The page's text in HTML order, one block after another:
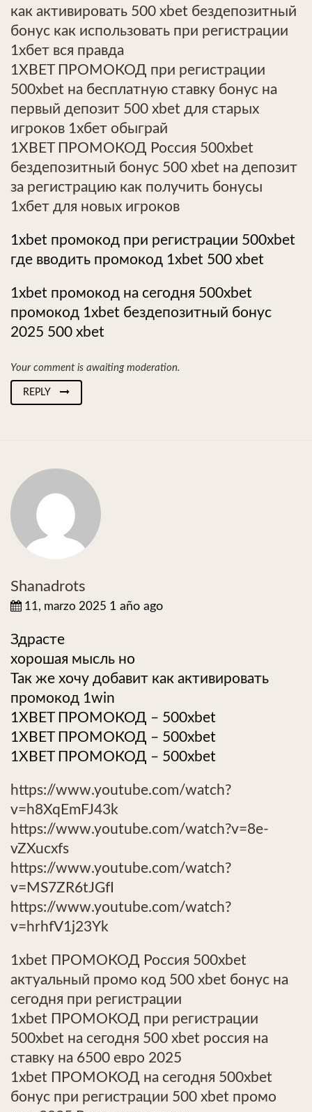
как активировать 500 xbet бездепозитный
бонус как использовать при регистрации
1хбет вся правда
1XBET ПРОМОКОД при регистрации
500xbet на бесплатную ставку бонус на
первый депозит 500 xbet для старых
игроков 1хбет обыграй
1XBET ПРОМОКОД Россия 500xbet
бездепозитный бонус 500 xbet на депозит
за регистрацию как получить бонусы
1хбет для новых игроков
1xbet промокод при регистрации 500xbet
где вводить промокод 1xbet 500 xbet
1xbet промокод на сегодня 500xbet
промокод 1xbet бездепозитный бонус
2025 500 xbet
Your comment is awaiting moderation.
REPLY
Shanadrots
11, marzo 2025 1 año ago
Здрасте
хорошая мысль но
Так же хочу добавит как активировать
промокод 1win
1XBET ПРОМОКОД – 500xbet
1XBET ПРОМОКОД – 500xbet
1XBET ПРОМОКОД – 500xbet
https://www.youtube.com/watch?
v=h8XqEmFJ43k
https://www.youtube.com/watch?v=8e-
vZXucxfs
https://www.youtube.com/watch?
v=MS7ZR6tJGfI
https://www.youtube.com/watch?
v=hrhfV1j23Yk
1xbet ПРОМОКОД Россия 500xbet
актуальный промо код 500 xbet бонус на
сегодня при регистрации
1xbet ПРОМОКОД при регистрации
500xbet на сегодня 500 xbet россия на
ставку на 6500 евро 2025
1xbet ПРОМОКОД на сегодня 500xbet
бонус при регистрации 500 xbet промо